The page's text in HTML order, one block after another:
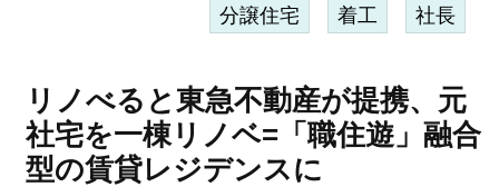
分譲住宅 着工 社長
リノべると東急不動産が提携、元
社宅を一棟リノベ=「職住遊」融合
型の賃貸レジデンスに